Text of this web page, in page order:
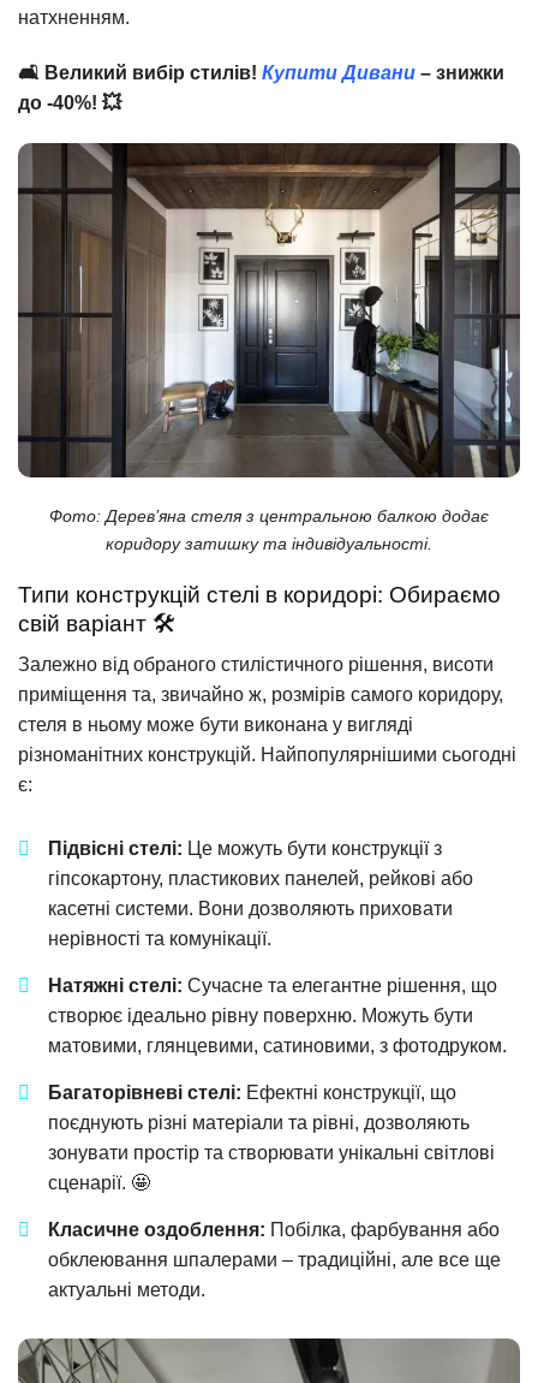
натхненням.
🛋️ Великий вибір стилів! Купити Дивани – знижки
до -40%! 💥
Фото: Дерев’яна стеля з центральною балкою додає
коридору затишку та індивідуальності.
Типи конструкцій стелі в коридорі: Обираємо
свій варіант 🛠️
Залежно від обраного стилістичного рішення, висоти
приміщення та, звичайно ж, розмірів самого коридору,
стеля в ньому може бути виконана у вигляді
різноманітних конструкцій. Найпопулярнішими сьогодні
є:
Підвісні стелі: Це можуть бути конструкції з
гіпсокартону, пластикових панелей, рейкові або
касетні системи. Вони дозволяють приховати
нерівності та комунікації.
Натяжні стелі: Сучасне та елегантне рішення, що
створює ідеально рівну поверхню. Можуть бути
матовими, глянцевими, сатиновими, з фотодруком.
Багаторівневі стелі: Ефектні конструкції, що
поєднують різні матеріали та рівні, дозволяють
зонувати простір та створювати унікальні світлові
сценарії. 🤩
Класичне оздоблення: Побілка, фарбування або
обклеювання шпалерами – традиційні, але все ще
актуальні методи.